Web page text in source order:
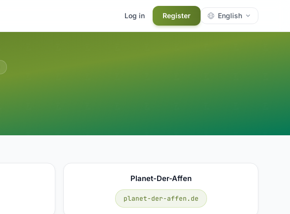
Log in Register English
Planet-Der-Affen
planet-der-affen.de